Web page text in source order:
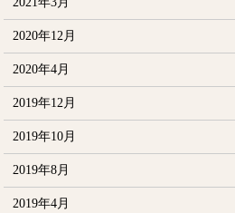
2020年12月
2020年4月
2019年12月
2019年10月
2019年8月
2019年4月